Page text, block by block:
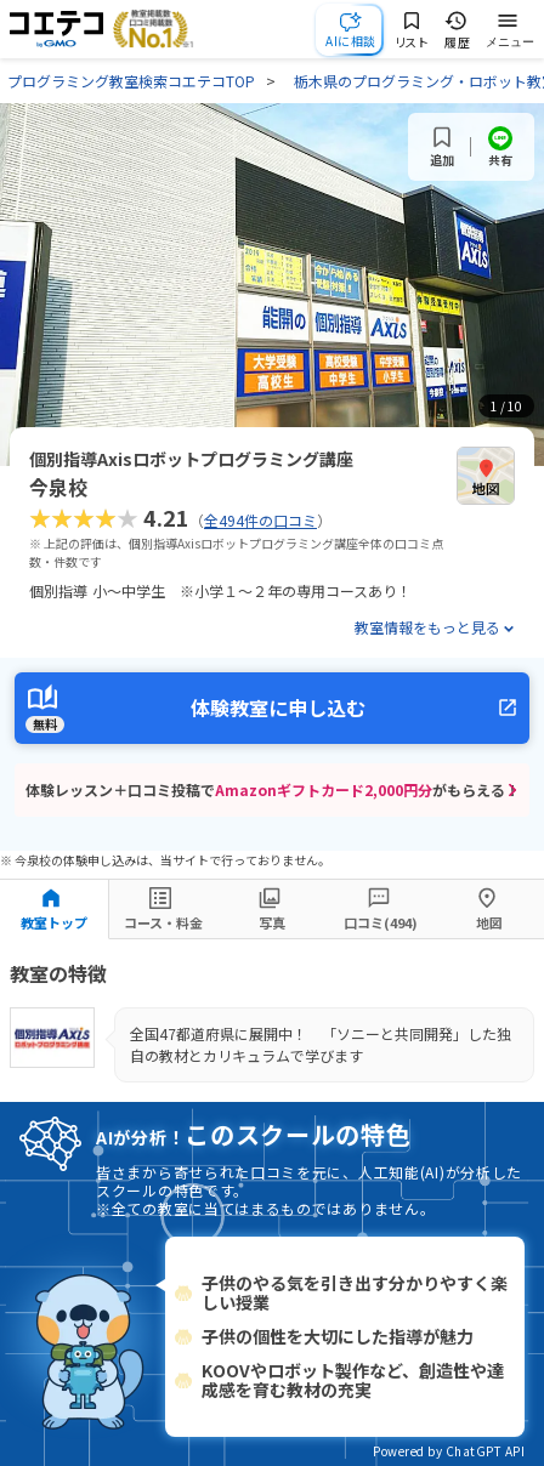
AIに相談 リスト 履歴 メニュー
プログラミング教室検索コエテコTOP 栃木県のプログラミング・ロボット
1 / 10
追加 共有
個別指導Axisロボットプログラミング講座
今泉校
★★★★★4.21 （全494件の口コミ）
※ 上記の評価は、個別指導Axisロボットプログラミング講座全体の口コミ点
数・件数です
個別指導 小～中学生 ※小学１～２年の専用コースあり！
教室情報をもっと見る
無料
体験教室に申し込む
体験レッスン＋口コミ投稿でAmazonギフトカード2,000円分がもらえる！
※ 今泉校の体験申し込みは、当サイトで行っておりません。
教室トップ コース・料金 写真 口コミ(494) 地図
教室の特徴
全国47都道府県に展開中！ 「ソニーと共同開発」した独
自の教材とカリキュラムで学びます
AIが分析！ このスクールの特色
皆さまから寄せられた口コミを元に、人工知能(AI)が分析した
スクールの特色です。
※全ての教室に当てはまるものではありません。
子供のやる気を引き出す分かりやすく楽
しい授業
子供の個性を大切にした指導が魅力
KOOVやロボット製作など、創造性や達
成感を育む教材の充実
Powered by ChatGPT API